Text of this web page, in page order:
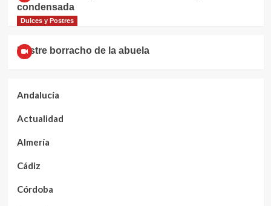
condensada
Dulces y Postres
Postre borracho de la abuela
Andalucía
Actualidad
Almería
Cádiz
Córdoba